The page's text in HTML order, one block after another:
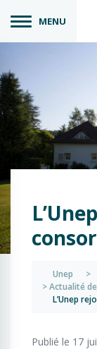
MENU
Unep >
>Actualité
L’Unep
Publié le 17